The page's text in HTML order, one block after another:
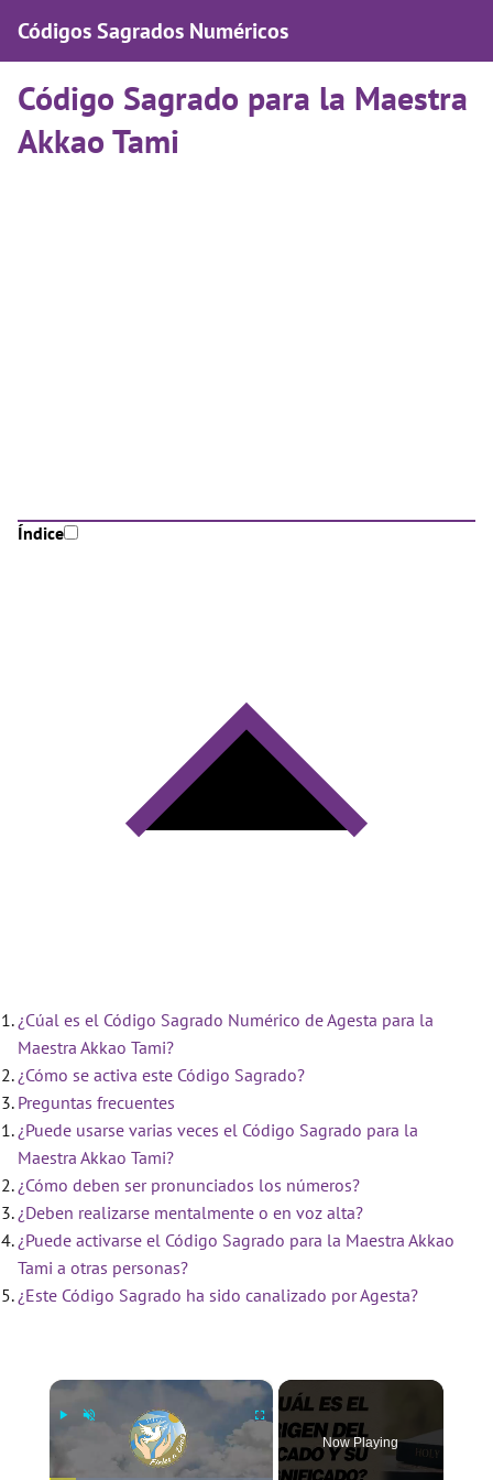
Códigos Sagrados Numéricos
Código Sagrado para la Maestra
Akkao Tami
Índice
¿Cúal es el Código Sagrado Numérico de Agesta para la
Maestra Akkao Tami?
¿Cómo se activa este Código Sagrado?
Preguntas frecuentes
¿Puede usarse varias veces el Código Sagrado para la
Maestra Akkao Tami?
¿Cómo deben ser pronunciados los números?
¿Deben realizarse mentalmente o en voz alta?
¿Puede activarse el Código Sagrado para la Maestra Akkao
Tami a otras personas?
¿Este Código Sagrado ha sido canalizado por Agesta?
×
Now Playing